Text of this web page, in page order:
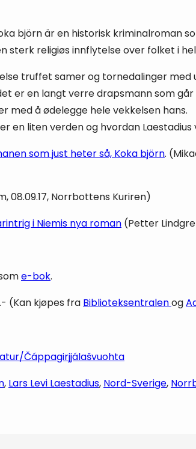
björn är en historisk kriminalroman
sterk religiøs innflytelse over folket i
truffet samer og tornedalinger
en langt verre drapsmann som går
å ødelegge hele vekkelsen hans.
en liten verden og hvordan
som just heter så, Koka björn.
08.09.17, Norrbottens Kuriren)
i Niemis nya roman (Petter
e-bok.
(Kan kjøpes fra Biblioteksentralenog
Čáppagirjjálašvuohta
, Lars Levi Laestadius, Nord-Sverige,